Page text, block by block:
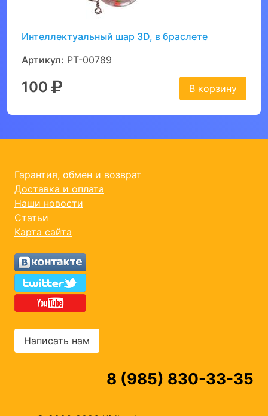
Интеллектуальный шар 3D, в браслете
Артикул: PT-00789
100 В корзину
Гарантия, обмен и возврат
Доставка и оплата
Наши новости
Статьи
Карта сайта
Написать нам
8 (985) 830-33-35